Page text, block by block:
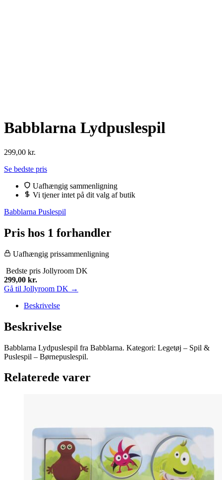
Babblarna Lydpuslespil
299,00 kr.
Se bedste pris
Uafhængig sammenligning
Vi tjener intet på dit valg af butik
Babblarna Puslespil
Pris hos 1 forhandler
Uafhængig prissammenligning
Bedste pris Jollyroom DK
299,00 kr.
Gå til Jollyroom DK →
Beskrivelse
Beskrivelse
Babblarna Lydpuslespil fra Babblarna. Kategori: Legetøj – Spil &
Puslespil – Børnepuslespil.
Relaterede varer